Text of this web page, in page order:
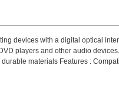
devices with a digital optical
players and other audio
materials Features :